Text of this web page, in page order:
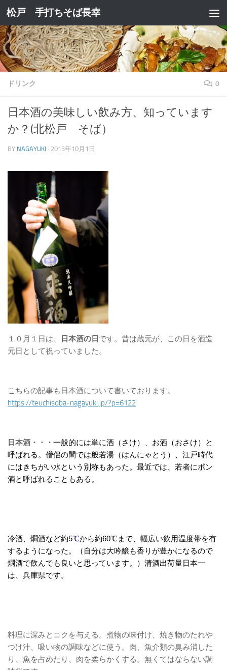
コンテンツへスキップ
松戸 手打ちそば長幸
ドリンク 0
日本酒の美味しい飲み方、知っています
か？(北松戸 そば）
BY NAGAYUKI · 2013年10月1日
１０月１日は、 日本酒の日 です。昔は蔵元が、この日を酒造
元日として祝っていました。
こちらの記事も日本酒について書いております。
https://teuchisoba-nagayuki.jp/?p=6122
日本酒・・・ 一般的には単に酒（さけ）、お酒（おさけ）と
呼ばれる。僧侶の間では般若湯（はんにゃとう）、江戸時代
にはきちがい水という別称もあった。最近では、若者にポン
酒と呼ばれることもある。
冷酒、燗酒など約5℃から約60℃まで、幅広い飲用温度帯を有
するようになった。（自分は大吟醸も香りが豊かになるので
燗酒で飲んでも良いと思っています。）清酒出荷量日本一
は、兵庫県です。
料理に深みとコクを与える。煮物の味付け、焼き物のたれや
つけ汁、吸い物の調味などに使う。肉、魚介類の臭み消した
り、魚を占めたり、肉を柔らかくする。無くてはならない調